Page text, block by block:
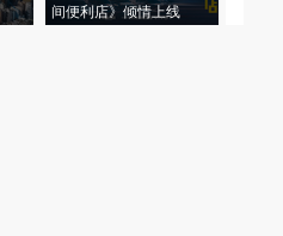
间便利店》倾情上线